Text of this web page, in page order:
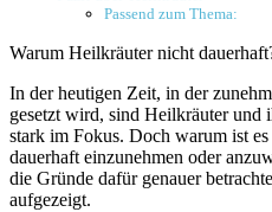
Passend zum Thema:
Warum Heilkräuter nicht
In der heutigen Zeit, in der
gesetzt wird, sind Heilkräuter und
stark im Fokus. Doch warum ist
dauerhaft einzunehmen oder
die Gründe dafür genauer
aufgezeigt.